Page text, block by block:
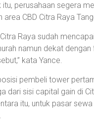
itu, perusahaan segera
CBD Citra Raya
Raya sudah
namun dekat
kata Yance.
pembeli tower
dari sisi capital gain di
itu, untuk pasar